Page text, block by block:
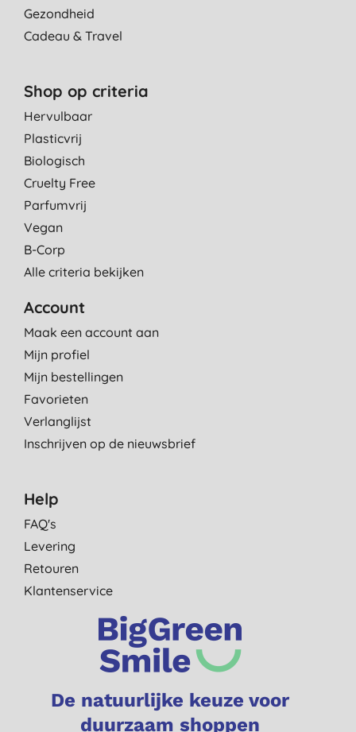
Gezondheid
Cadeau & Travel
Shop op criteria
Hervulbaar
Plasticvrij
Biologisch
Cruelty Free
Parfumvrij
Vegan
B-Corp
Alle criteria bekijken
Account
Maak een account aan
Mijn profiel
Mijn bestellingen
Favorieten
Verlanglijst
Inschrijven op de nieuwsbrief
Help
FAQ's
Levering
Retouren
Klantenservice
De natuurlijke keuze voor
duurzaam shoppen